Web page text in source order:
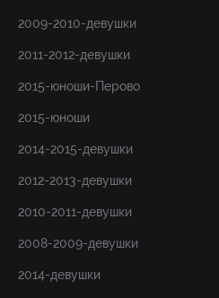
2009-2010-девушки
2011-2012-девушки
2015-юноши-Перово
2015-юноши
2014-2015-девушки
2012-2013-девушки
2010-2011-девушки
2008-2009-девушки
2014-девушки